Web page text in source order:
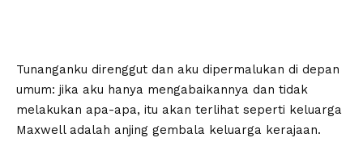
Tunanganku direnggut dan aku dipermalukan di depan
umum: jika aku hanya mengabaikannya dan tidak
melakukan apa-apa, itu akan terlihat seperti keluarga
Maxwell adalah anjing gembala keluarga kerajaan.